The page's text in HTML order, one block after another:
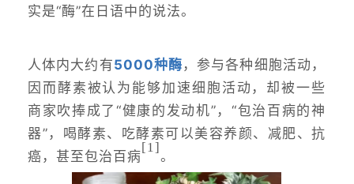
实是“酶”在日语中的说法。
人体内大约有5000种酶 ，参与各种细胞活动，
因而酵素被认为能够加速细胞活动，却被一些
商家吹捧成了“健康的发动机”，“包治百病的神
器”，喝酵素、吃酵素可以美容养颜、减肥、抗
癌，甚至包治百病
[1]
。